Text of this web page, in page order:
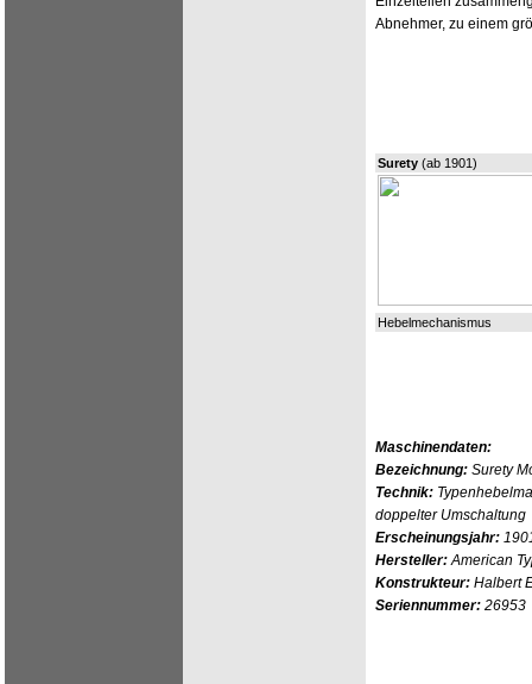
Abnehmer, zu einem
Surety (ab 1901)
Hebelmechanismus
Maschinendaten:
Bezeichnung: Surety
Technik:
doppelter Umschaltung
Erscheinungsjahr:
Hersteller:American
Konstrukteur: Halbert
Seriennummer: 26953